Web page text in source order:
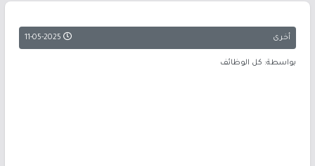
أخرى 11-05-2025
بواسطة: كل الوظائف